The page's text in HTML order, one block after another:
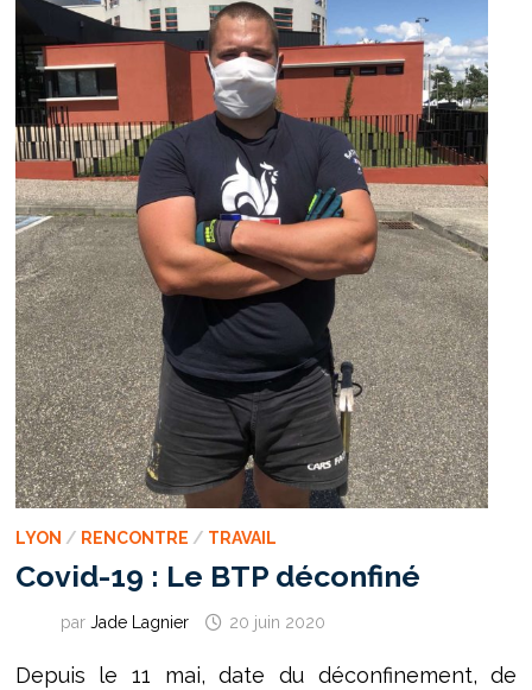
LYON / RENCONTRE / TRAVAIL
Covid-19 : Le BTP déconfiné
par Jade Lagnier 20 juin 2020
Depuis le 11 mai, date du déconfinement, de